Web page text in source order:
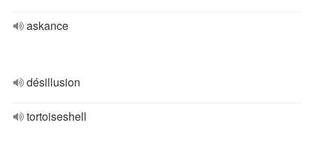
askance
désillusion
tortoiseshell